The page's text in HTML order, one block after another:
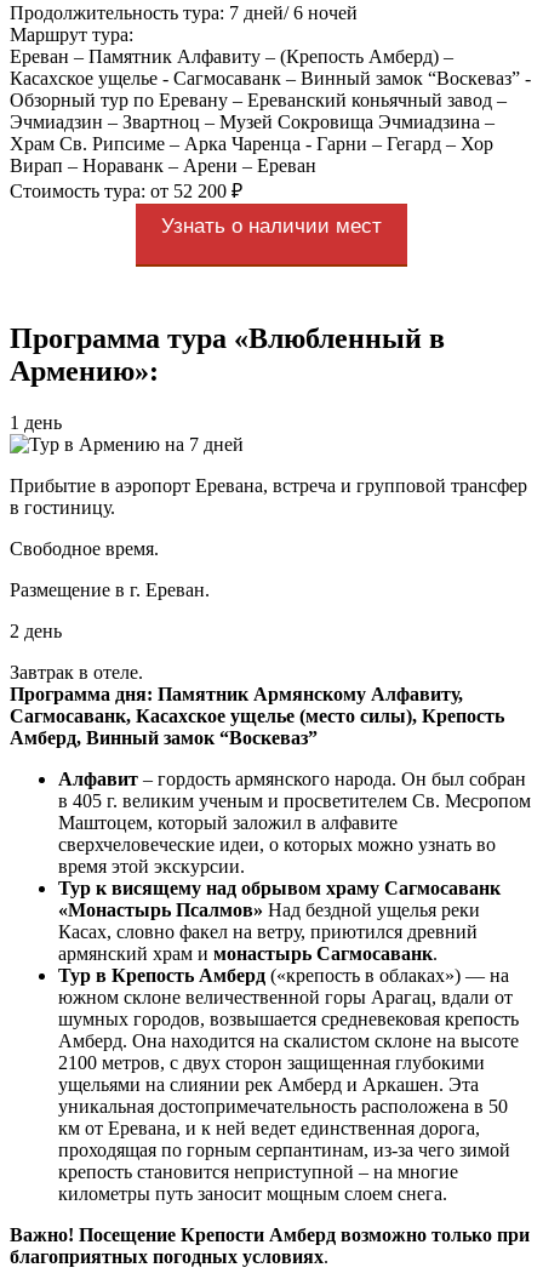
Продолжительность тура: 7 дней/ 6 ночей
Маршрут тура:
Ереван – Памятник Алфавиту – (Крепость Амберд) –
Касахское ущелье - Сагмосаванк – Винный замок “Воскеваз” -
Обзорный тур по Еревану – Ереванский коньячный завод –
Эчмиадзин – Звартноц – Музей Сокровища Эчмиадзина –
Храм Св. Рипсиме – Арка Чаренца - Гарни – Гегард – Хор
Вирап – Нораванк – Арени – Ереван
Стоимость тура: от 52 200 ₽
Узнать о наличии мест
Программа тура «Влюбленный в
Армению»:
1 день
Прибытие в аэропорт Еревана, встреча и групповой трансфер
в гостиницу.
Свободное время.
Размещение в г. Ереван.
2 день
Завтрак в отеле.
Программа дня: Памятник Армянскому Алфавиту,
Сагмосаванк, Касахское ущелье (место силы), Крепость
Амберд, Винный замок “Воскеваз”
Алфавит – гордость армянского народа. Он был собран
в 405 г. великим ученым и просветителем Св. Месропом
Маштоцем, который заложил в алфавите
сверхчеловеческие идеи, о которых можно узнать во
время этой экскурсии.
Тур к висящему над обрывом храму Сагмосаванк
«Монастырь Псалмов» Над бездной ущелья реки
Касах, словно факел на ветру, приютился древний
армянский храм и монастырь Сагмосаванк.
Тур в Крепость Амберд («крепость в облаках») — на
южном склоне величественной горы Арагац, вдали от
шумных городов, возвышается средневековая крепость
Амберд. Она находится на скалистом склоне на высоте
2100 метров, с двух сторон защищенная глубокими
ущельями на слиянии рек Амберд и Аркашен. Эта
уникальная достопримечательность расположена в 50
км от Еревана, и к ней ведет единственная дорога,
проходящая по горным серпантинам, из-за чего зимой
крепость становится неприступной – на многие
километры путь заносит мощным слоем снега.
Важно! Посещение Крепости Амберд возможно только при
благоприятных погодных условиях.